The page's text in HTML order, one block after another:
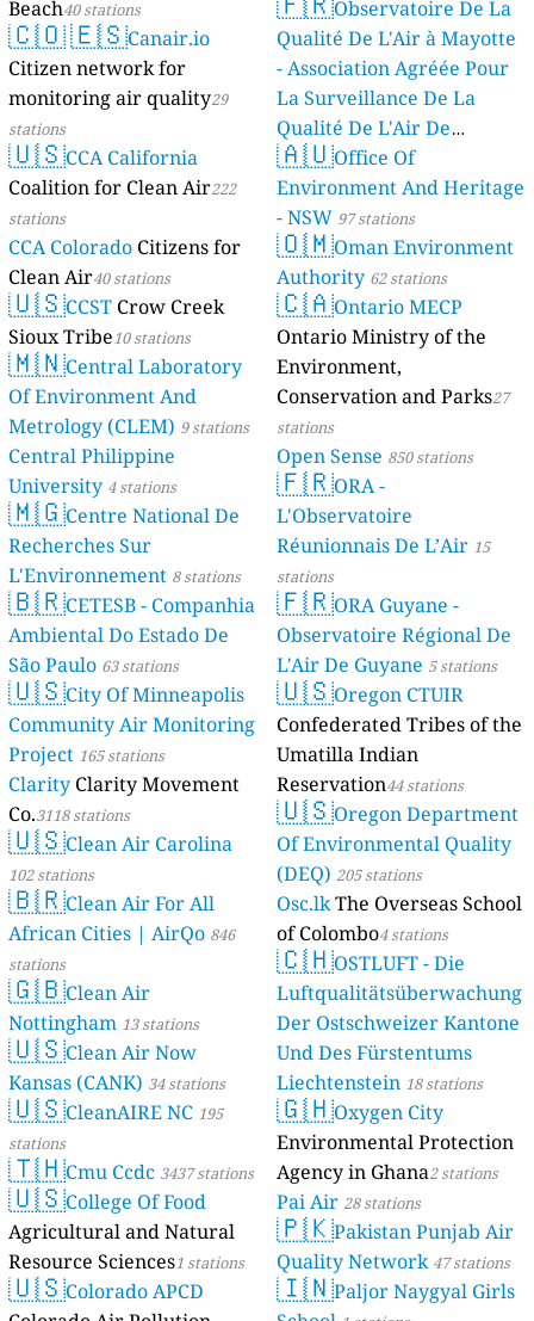
Beach40 stations
🇨🇴🇪🇸Canair.io
Citizen network for
monitoring air quality29
stations
🇺🇸CCA California
Coalition for Clean Air222
stations
CCA Colorado Citizens for
Clean Air40 stations
🇺🇸CCST Crow Creek
Sioux Tribe10 stations
🇲🇳Central Laboratory
Of Environment And
Metrology (CLEM) 9 stations
Central Philippine
University 4 stations
🇲🇬Centre National De
Recherches Sur
L'Environnement 8 stations
🇧🇷CETESB - Companhia
Ambiental Do Estado De
São Paulo 63 stations
🇺🇸City Of Minneapolis
Community Air Monitoring
Project 165 stations
Clarity Clarity Movement
Co.3118 stations
🇺🇸Clean Air Carolina
102 stations
🇧🇷Clean Air For All
African Cities | AirQo 846
stations
🇬🇧Clean Air
Nottingham 13 stations
🇺🇸Clean Air Now
Kansas (CANK) 34 stations
🇺🇸CleanAIRE NC 195
stations
🇹🇭Cmu Ccdc 3437 stations
🇺🇸College Of Food
Agricultural and Natural
Resource Sciences1 stations
🇺🇸Colorado APCD
Observatoire De La
Qualité De L'Air à Mayotte
- Association Agréée Pour
La Surveillance De La
Qualité De L'Air De
Mayotte 4 stations
🇦🇺Office Of
Environment And Heritage
- NSW 97 stations
🇴🇲Oman Environment
Authority 62 stations
🇨🇦Ontario MECP
Ontario Ministry of the
Environment,
Conservation and Parks27
stations
Open Sense 850 stations
🇫🇷ORA -
L'Observatoire
Réunionnais De L’Air 15
stations
🇫🇷ORA Guyane -
Observatoire Régional De
L'Air De Guyane 5 stations
🇺🇸Oregon CTUIR
Confederated Tribes of the
Umatilla Indian
Reservation44 stations
🇺🇸Oregon Department
Of Environmental Quality
(DEQ) 205 stations
Osc.lkThe Overseas School
of Colombo4 stations
🇨🇭OSTLUFT - Die
Luftqualitätsüberwachung
Der Ostschweizer Kantone
Und Des Fürstentums
Liechtenstein 18 stations
🇬🇭Oxygen City
Environmental Protection
Agency in Ghana2 stations
Pai Air 28 stations
🇵🇰Pakistan Punjab Air
Quality Network 47 stations
🇮🇳Paljor Naygyal Girls